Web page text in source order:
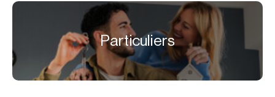
Particuliers